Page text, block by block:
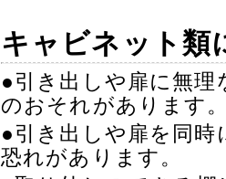
キャビネット類
●引き出しや扉に無
のおそれがあります
●引き出しや扉を同
恐れがあります。